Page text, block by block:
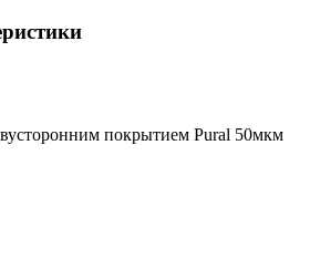
покрытием Pural 50мкм